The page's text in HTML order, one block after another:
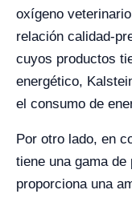
oxígeno
relación calidad-
cuyos productos
energético,
el consumo de
Por otro lado, en
tiene una gama
proporciona una